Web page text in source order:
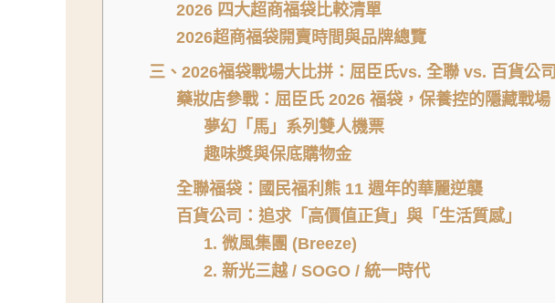
2026 四大超商福袋比較清單
2026超商福袋開賣時間與品牌總覽
三、2026福袋戰場大比拼：屈臣氏vs. 全聯 vs. 百貨公司
藥妝店參戰：屈臣氏 2026 福袋，保養控的隱藏戰場
夢幻「馬」系列雙人機票
趣味獎與保底購物金
全聯福袋：國民福利熊 11 週年的華麗逆襲
百貨公司：追求「高價值正貨」與「生活質感」
1. 微風集團 (Breeze)
2. 新光三越 / SOGO / 統一時代